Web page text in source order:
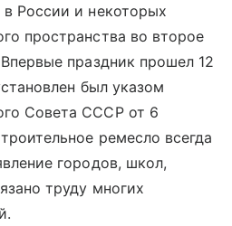
России и некоторых
пространства во второе
праздник прошел 12
был указом
Совета СССР от 6
ремесло всегда
городов, школ,
труду многих